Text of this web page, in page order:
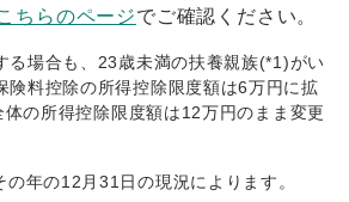
ちらのページでご確認ください。
る場合も、23歳未満の扶養親族(*1)がい
険料控除の所得控除限度額は6万円に拡
の所得控除限度額は12万円のまま変更
の年の12月31日の現況によります。